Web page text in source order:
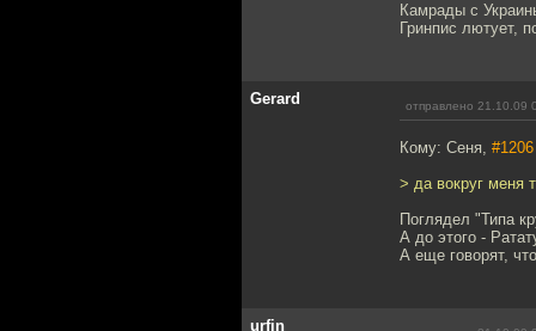
Камрады с
Гринпис лютует,
Gerard отправлено 21.10.09
Кому: Сеня, #1206
> да вокруг меня
Поглядел "Типа
А до этого -
А еще говорят,
urfin